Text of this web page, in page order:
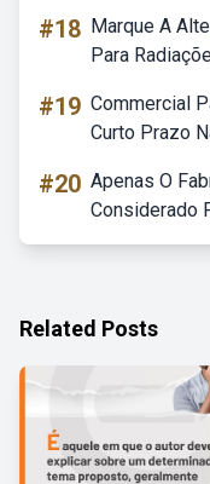
#18 Marque A
Para
#19 Commercial
Curto Prazo
#20 Apenas O
Considerado
Related Posts